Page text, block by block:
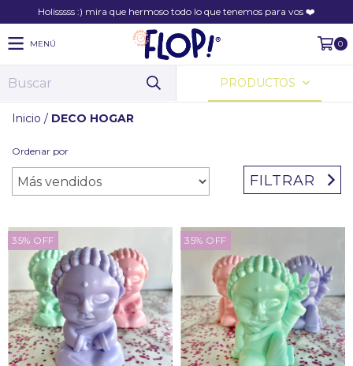
Holisssss :) mira que hermoso todo lo que tenemos para vos ❤️
MENÚ 0
PRODUCTOS
Inicio / DECO HOGAR
Ordenar por
FILTRAR
35% OFF 35% OFF